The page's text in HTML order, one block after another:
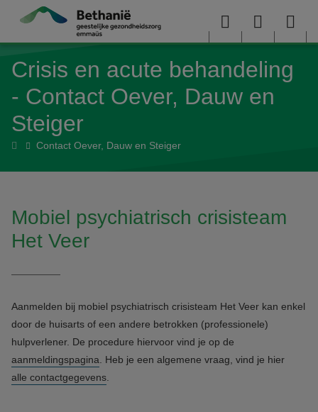
Overslaan en naar de inhoud gaan
Menu User
menu
Crisis en acute behandeling
- Contact Oever, Dauw en
Steiger
CrisisContact Oever, Dauw en Steiger
Mobiel psychiatrisch crisisteam
Het Veer
Aanmelden bij mobiel psychiatrisch crisisteam Het Veer kan enkel
door de huisarts of een andere betrokken (professionele)
hulpverlener. De procedure hiervoor vind je op de
aanmeldingspagina . Heb je een algemene vraag, vind je hier
alle contactgegevens